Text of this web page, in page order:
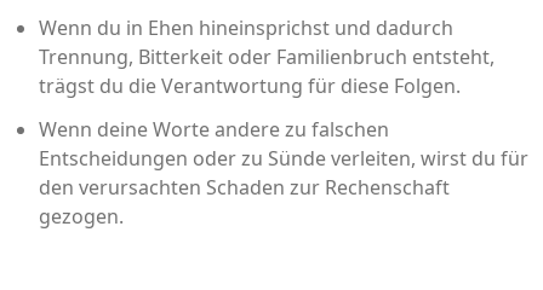
Wenn du in Ehen hineinsprichst und dadurch
Trennung, Bitterkeit oder Familienbruch entsteht,
trägst du die Verantwortung für diese Folgen.
Wenn deine Worte andere zu falschen
Entscheidungen oder zu Sünde verleiten, wirst du für
den verursachten Schaden zur Rechenschaft
gezogen.